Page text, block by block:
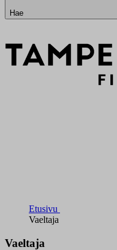
Hae
Etusivu
Vaeltaja
Vaeltaja